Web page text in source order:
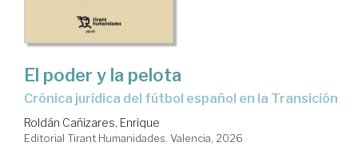
El poder y la pelota
Crónica jurídica del fútbol español en la Transición
Roldán Cañizares, Enrique
Editorial Tirant Humanidades. Valencia, 2026